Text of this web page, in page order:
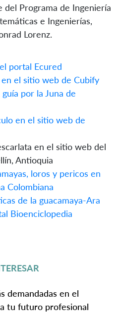
del Programa de Ingeniería
e Ingenierías,
Lorenz.
portal Ecured
el sitio web de Cubify
por la Juna de
en el sitio web de
en el sitio web del
Antioquia
loros y pericos en
Colombiana
de la guacamaya-Ara
Bioenciclopedia
demandadas en el
tu futuro profesional